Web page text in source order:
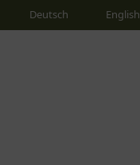
Deutsch English